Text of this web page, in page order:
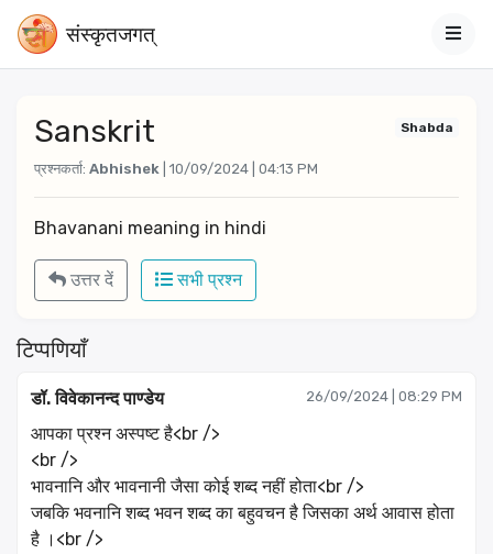
संस्‍कृतजगत्
Sanskrit
प्रश्नकर्ता: Abhishek | 10/09/2024 | 04:13 PM
Shabda
Bhavanani meaning in hindi
उत्तर दें सभी प्रश्न
टिप्पणियाँ
डॉ. विवेकानन्द पाण्डेय 26/09/2024 | 08:29 PM
आपका प्रश्न अस्पष्ट है<br />
<br />
भावनानि और भावनानी जैसा कोई शब्द नहीं होता<br />
जबकि भवनानि शब्द भवन शब्द का बहुवचन है जिसका अर्थ आवास होता
है ।<br />